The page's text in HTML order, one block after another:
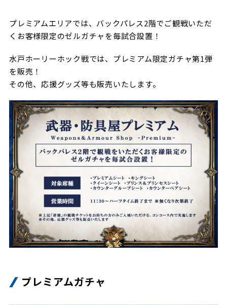
グッズ
メディア
アカデミー
スクール
その他
チケット購入手順
チケット販売スケジュール
️スタジアムを知る
スタジアムアクセス
スタジアムマップ
観戦方法を知る
スタジアム観戦ガイド
観戦マナー＆ルール
ビジターサポーターの皆様へ
車イスでの観戦
ＦＣ町田ゼルビアについて
選手・スタッフ紹介
ファンになる
ファンクラブ
シーズンシート
ＦＣ町田ゼルビアをサポート
トレーニングの見学・ファンサービス
ボランティア
ＦＣ町田ゼルビアカレンダー
三輪緑山ベースを利用
三輪緑山ベースご利用案内
グッズを買う
グッズを買うトップ
オンラインストア
ユニフォーム
ホームタウントップ
ゼルビアアシスト募集
ゼルナビ
ゼル塾
ＦＣ町田ゼルビアスポーツクラブ
ゼルビアフットサルパーク
パートナー
パートナー企業一覧
お問い合わせ利用規約 肖像権・ロゴについてプライバシ
FOLLOW
プレミアムエリアでは、バックパレス2階でご観戦いただ
くお客様限定のゼルガチャを毎試合設置！
水戸ホーリーホック戦では、プレミアム限定ガチャ第1弾
を販売！
その他、応援グッズ等も販売いたします。
プレミアムガチャ